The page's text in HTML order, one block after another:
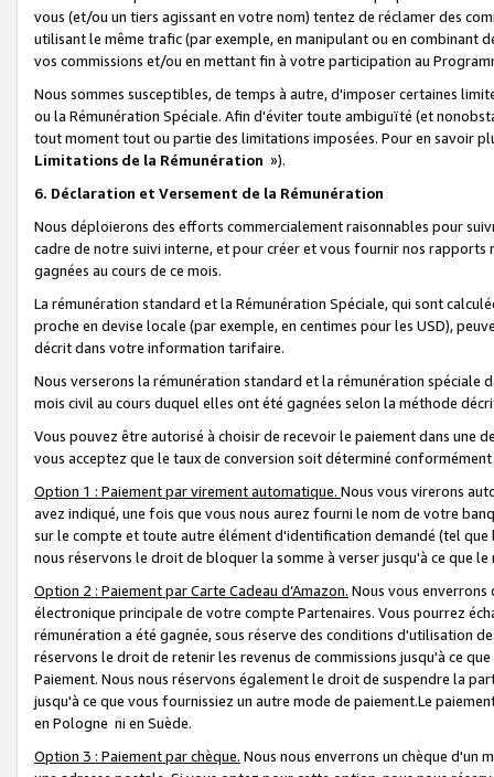
vous (et/ou un tiers agissant en votre nom) tentez de réclamer des
utilisant le même trafic (par exemple, en manipulant ou en combinant
vos commissions et/ou en mettant fin à votre participation au
Nous sommes susceptibles, de temps à autre, d'imposer certaines
ou la Rémunération Spéciale. Afin d'éviter toute ambiguïté (et
tout moment tout ou partie des limitations imposées. Pour en savoir
Limitations de la Rémunération »).
6. Déclaration et Versement de la Rémunération
Nous déploierons des efforts commercialement raisonnables pour
cadre de notre suivi interne, et pour créer et vous fournir nos
gagnées au cours de ce mois.
La rémunération standard et la Rémunération Spéciale, qui sont
proche en devise locale (par exemple, en centimes pour les USD),
décrit dans votre information tarifaire.
Nous verserons la rémunération standard et la rémunération spéciale
mois civil au cours duquel elles ont été gagnées selon la méthode
Vous pouvez être autorisé à choisir de recevoir le paiement dans une
vous acceptez que le taux de conversion soit déterminé
Option 1 : Paiement par virement automatique. Nous vous virerons
avez indiqué, une fois que vous nous aurez fourni le nom de votre
sur le compte et toute autre élément d'identification demandé (tel que
nous réservons le droit de bloquer la somme à verser jusqu'à ce que
Option 2 : Paiement par Carte Cadeau d’Amazon. Nous vous
électronique principale de votre compte Partenaires. Vous pourrez
rémunération a été gagnée, sous réserve des conditions d'utilisation
réservons le droit de retenir les revenus de commissions jusqu'à ce
Paiement. Nous nous réservons également le droit de suspendre la
jusqu'à ce que vous fournissiez un autre mode de paiement.Le
en Pologne ni en Suède.
Option 3 : Paiement par chèque. Nous nous enverrons un chèque d'un